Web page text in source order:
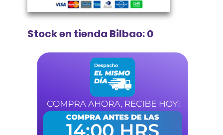
Stock en tienda Bilbao: 0